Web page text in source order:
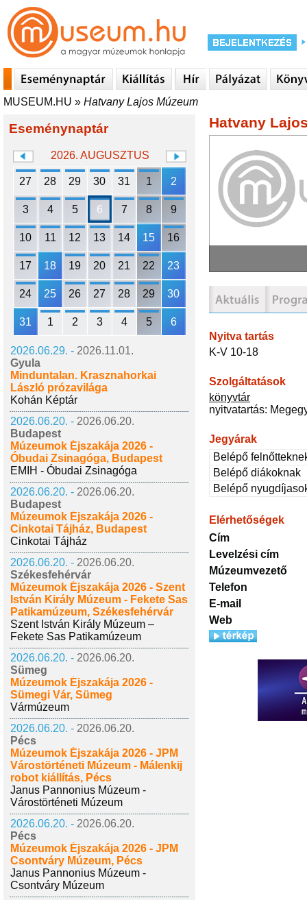
MUSEUM.HU » Hatvany Lajos Múzeum
Eseménynaptár
2026. AUGUSZTUS
27 28 29 30 31 1 2
3 4 5 6 7 8 9
10 11 12 13 14 15 16
17 18 19 20 21 22 23
24 25 26 27 28 29 30
31 1 2 3 4 5 6
2026.06.29. - 2026.11.01.
Gyula
Minduntalan. Krasznahorkai
László prózavilága
Kohán Képtár
2026.06.20. - 2026.06.20.
Budapest
Múzeumok Éjszakája 2026 -
Óbudai Zsinagóga, Budapest
EMIH - Óbudai Zsinagóga
2026.06.20. - 2026.06.20.
Budapest
Múzeumok Éjszakája 2026 -
Cinkotai Tájház, Budapest
Cinkotai Tájház
2026.06.20. - 2026.06.20.
Székesfehérvár
Múzeumok Éjszakája 2026 - Szent
István Király Múzeum - Fekete Sas
Patikamúzeum, Székesfehérvár
Szent István Király Múzeum –
Fekete Sas Patikamúzeum
2026.06.20. - 2026.06.20.
Sümeg
Múzeumok Éjszakája 2026 -
Sümegi Vár, Sümeg
Vármúzeum
2026.06.20. - 2026.06.20.
Pécs
Múzeumok Éjszakája 2026 - JPM
Várostörténeti Múzeum - Málenkij
robot kiállítás, Pécs
Janus Pannonius Múzeum -
Várostörténeti Múzeum
2026.06.20. - 2026.06.20.
Pécs
Múzeumok Éjszakája 2026 - JPM
Csontváry Múzeum, Pécs
Janus Pannonius Múzeum -
Csontváry Múzeum
Hatvany
Nyitva tartás
K-V 10-18
Szolgáltatások
könyvtár
nyitvatartás:
Jegyárak
Belépő
Belépő diákoknak
Belépő
Elérhetőségek
Cím
Levelzési cím
Múzeumvezető
Telefon
E-mail
Web